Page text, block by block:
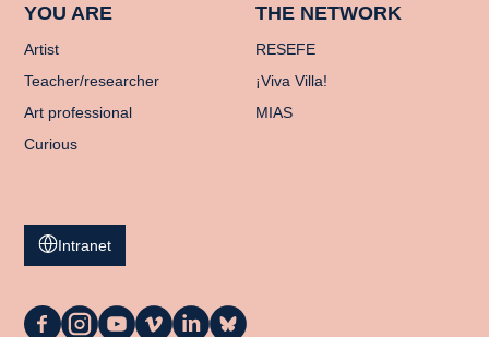
YOU ARE
Artist
Teacher/researcher
Art professional
Curious
THE NETWORK
RESEFE
¡Viva Villa!
MIAS
Intranet
La La La La La La